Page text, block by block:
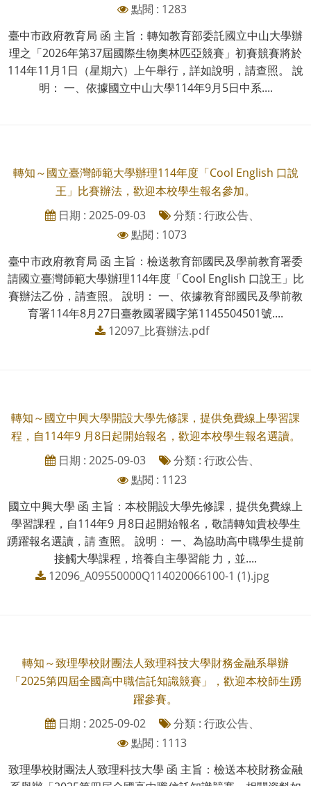
點閱 : 1283
臺中市政府教育局 函 主旨：轉知教育部委託國立中山大學辦
理之「2026年第37屆國際生物奧林匹亞競賽」初賽競賽將於
114年11月1日（星期六）上午舉行，詳如說明，請查照。 說
明： 一、依據國立中山大學114年9月5日中系....
轉知～國立臺灣師範大學辦理114年度「Cool English 口說
王」比賽辦法，歡迎本校學生報名參加。
日期 : 2025-09-03
分類 : 行政公告、
點閱 : 1073
臺中市政府教育局 函 主旨：檢送教育部國民及學前教育署委
請國立臺灣師範大學辦理114年度「Cool English 口說王」比
賽辦法乙份，請查照。 說明： 一、依據教育部國民及學前教
育署114年8月27日臺教國署國字第1145504501號....
12097_比賽辦法.pdf
轉知～國立中興大學開設大學先修課，提供免費線上學習課
程，自114年9 月8日起開始報名，歡迎本校學生報名選讀。
日期 : 2025-09-03
分類 : 行政公告、
點閱 : 1123
國立中興大學 函 主旨：本校開設大學先修課，提供免費線上
學習課程，自114年9 月8日起開始報名，敬請轉知貴校學生
踴躍報名選讀，請 查照。 說明： 一、為協助高中職學生提前
接觸大學課程，培養自主學習能 力，並....
12096_A09550000Q114020066100-1 (1).jpg
轉知～致理學校財團法人致理科技大學財務金融系舉辦
「2025第四屆全國高中職信託知識競賽」，歡迎本校師生踴
躍參賽。
日期 : 2025-09-02
分類 : 行政公告、
點閱 : 1113
致理學校財團法人致理科技大學 函 主旨：檢送本校財務金融